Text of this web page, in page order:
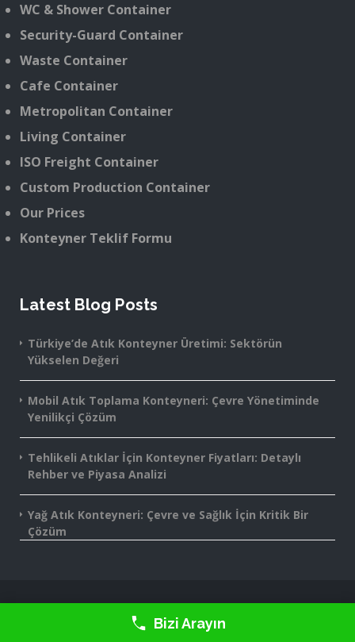
WC & Shower Container
Security-Guard Container
Waste Container
Cafe Container
Metropolitan Container
Living Container
ISO Freight Container
Custom Production Container
Our Prices
Konteyner Teklif Formu
Latest Blog Posts
Türkiye’de Atık Konteyner Üretimi: Sektörün
Yükselen Değeri
Mobil Atık Toplama Konteyneri: Çevre Yönetiminde
Yenilikçi Çözüm
Tehlikeli Atıklar İçin Konteyner Fiyatları: Detaylı
Rehber ve Piyasa Analizi
Yağ Atık Konteyneri: Çevre ve Sağlık İçin Kritik Bir
Çözüm
2016-2025 Monte Grup® - All rights reserved.
Bizi Arayın